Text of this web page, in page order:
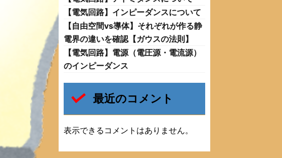
【電気回路】インピーダンスについて
【自由空間vs導体】それぞれが作る静
電界の違いを確認【ガウスの法則】
【電気回路】電源（電圧源・電流源）
のインピーダンス
最近のコメント
表示できるコメントはありません。